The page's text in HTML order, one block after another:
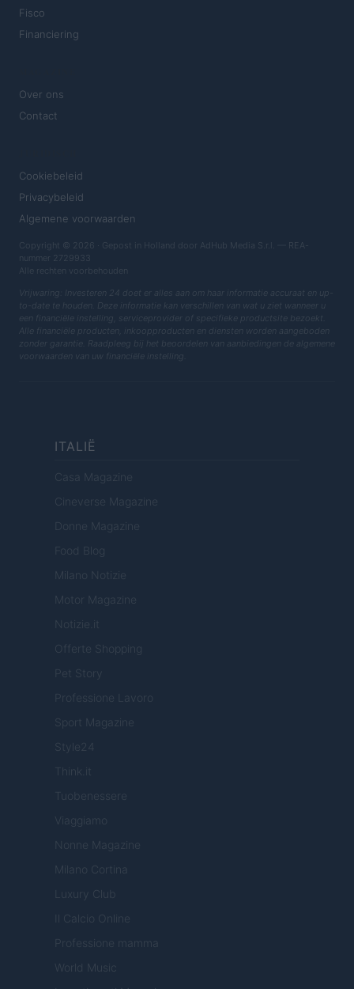
Fisco
Financiering
Over ons
Contact
Cookiebeleid
Privacybeleid
Algemene voorwaarden
Copyright © 2026 · Gepost in Holland door AdHub Media S.r.l. — REA-
nummer 2729933
Alle rechten voorbehouden
Vrijwaring: Investeren 24 doet er alles aan om haar informatie accuraat en up-
to-date te houden. Deze informatie kan verschillen van wat u ziet wanneer u
een financiële instelling, serviceprovider of specifieke productsite bezoekt.
Alle financiële producten, inkoopproducten en diensten worden aangeboden
zonder garantie. Raadpleeg bij het beoordelen van aanbiedingen de algemene
voorwaarden van uw financiële instelling.
ITALIË
Casa Magazine
Cineverse Magazine
Donne Magazine
Food Blog
Milano Notizie
Motor Magazine
Notizie.it
Offerte Shopping
Pet Story
Professione Lavoro
Sport Magazine
Style24
Think.it
Tuobenessere
Viaggiamo
Nonne Magazine
Milano Cortina
Luxury Club
Il Calcio Online
Professione mamma
World Music